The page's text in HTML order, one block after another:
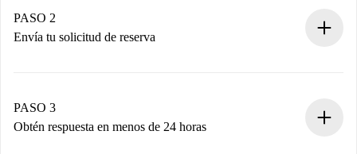
Tienes toda la información necesaria por adelantado.
PASO 2
Envía tu solicitud de reserva
propietario acepte.
PASO 3
Obtén respuesta en menos de 24 horas